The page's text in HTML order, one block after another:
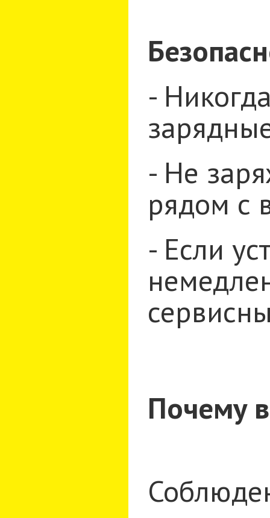
-
- Не
рядом с
- Если
Почему